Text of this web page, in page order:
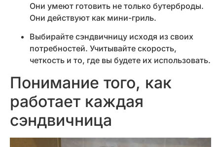
Они умеют готовить не только бутерброды.
Они действуют как мини-гриль.
Выбирайте сэндвичницу исходя из своих
потребностей. Учитывайте скорость,
четкость и то, где вы будете их использовать.
Понимание того, как
работает каждая
сэндвичница